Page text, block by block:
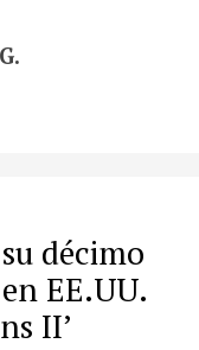
décimo
EE.UU.
II’